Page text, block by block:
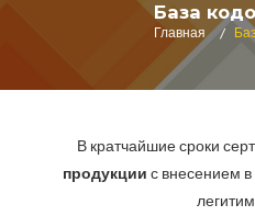
База
Главная /
В кратчайшие сроки
продукциис внесением